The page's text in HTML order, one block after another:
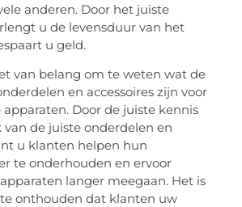
anderen. Door het juiste
u de levensduur van het
u geld.
van belang om te weten wat de
en accessoires zijn voor
Door de juiste kennis
de juiste onderdelen en
u klanten helpen hun
te onderhouden en ervoor
langer meegaan. Het is
onthouden dat klanten uw